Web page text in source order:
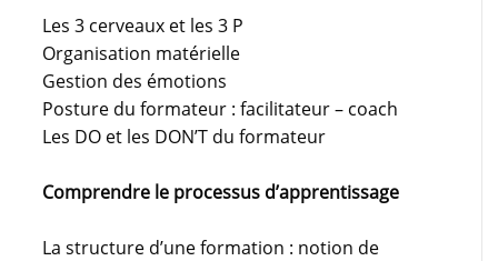
Les 3 cerveaux et les 3 P
Organisation matérielle
Gestion des émotions
Posture du formateur : facilitateur – coach
Les DO et les DON’T du formateur
Comprendre le processus d’apprentissage
La structure d’une formation : notion de